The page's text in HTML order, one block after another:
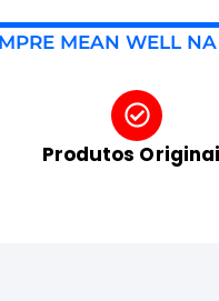
MEAN WELL NA
Produtos